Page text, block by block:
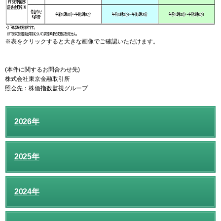
※表をクリックすると大きな画像でご確認いただけます。
(本件に関するお問合わせ先)
株式会社東京金融取引所
照会先：株価指数監視グループ
2026年
2025年
2024年